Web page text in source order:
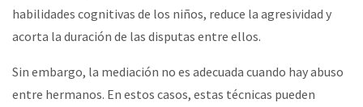
habilidades cognitivas de los niños, reduce la agresividad y
acorta la duración de las disputas entre ellos.
Sin embargo, la mediación no es adecuada cuando hay abuso
entre hermanos. En estos casos, estas técnicas pueden